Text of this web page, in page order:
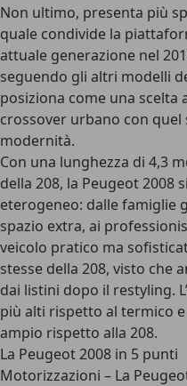
Non ultimo, presenta più
quale condivide la
attuale generazione nel
seguendo gli altri modelli
posiziona come una scelta
crossover urbano con
modernità.
Con una lunghezza di 4,3
della 208, la Peugeot 2008
eterogeneo: dalle famiglie
spazio extra, ai
veicolo pratico ma
stesse della 208, visto che
dai listini dopo il restyling.
più alti rispetto al termico
ampio rispetto alla 208.
La Peugeot 2008 in 5 punti
Motorizzazioni – La